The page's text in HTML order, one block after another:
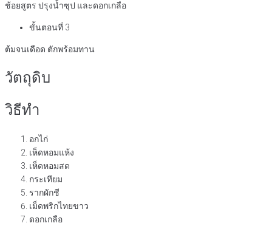
ช้อยสูตร ปรุงน้ำซุป และดอกเกลือ
ขั้นตอนที่ 3
ต้มจนเดือด ตักพร้อมทาน
วัตถุดิบ
วิธีทำ
อกไก่
เห็ดหอมแห้ง
เห็ดหอมสด
กระเทียม
รากผักชี
เม็ดพริกไทยขาว
ดอกเกลือ